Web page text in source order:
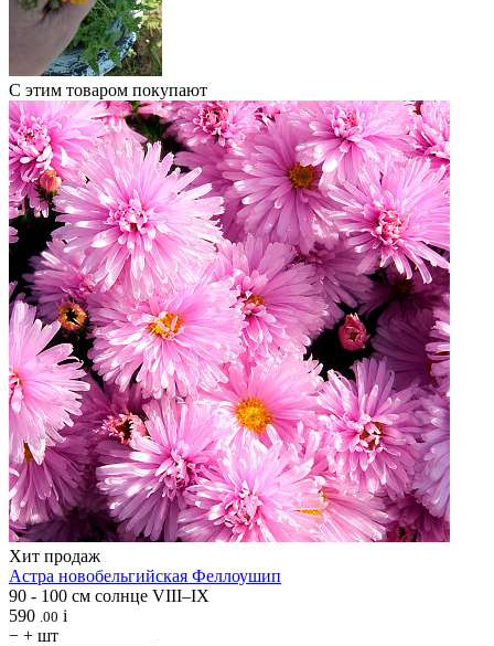
С этим товаром покупают
Хит продаж
Астра новобельгийская Феллоушип
90 - 100 см солнце VIII–IX
590 .00 i
− + шт